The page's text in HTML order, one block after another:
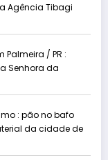
Agência Tibagi
Palmeira / PR :
Senhora da
: pão no bafo
da cidade de